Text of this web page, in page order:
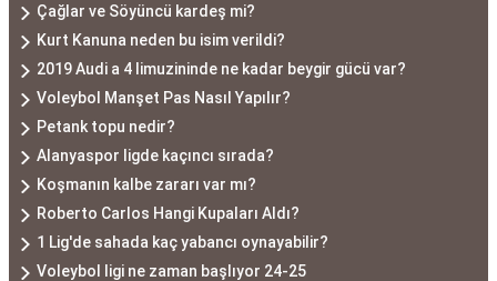
Çağlar ve Söyüncü kardeş mi?
Kurt Kanuna neden bu isim verildi?
2019 Audi a 4 limuzininde ne kadar beygir gücü var?
Voleybol Manşet Pas Nasıl Yapılır?
Petank topu nedir?
Alanyaspor ligde kaçıncı sırada?
Koşmanın kalbe zararı var mı?
Roberto Carlos Hangi Kupaları Aldı?
1 Lig'de sahada kaç yabancı oynayabilir?
Voleybol ligi ne zaman başlıyor 24-25